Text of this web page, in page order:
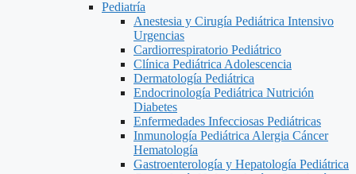
Pediatría
Anestesia y Cirugía Pediátrica Intensivo
Urgencias
Cardiorrespiratorio Pediátrico
Clínica Pediátrica Adolescencia
Dermatología Pediátrica
Endocrinología Pediátrica Nutrición
Diabetes
Enfermedades Infecciosas Pediátricas
Inmunología Pediátrica Alergia Cáncer
Hematología
Gastroenterología y Hepatología Pediátrica